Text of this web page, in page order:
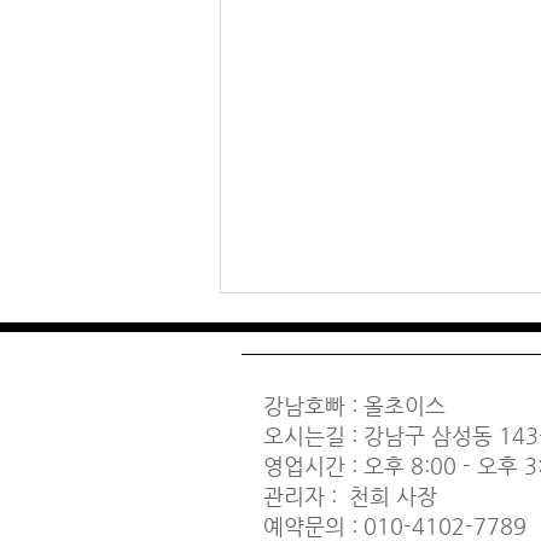
호스트바 (일명:호빠)
강남호빠 : 올초이스
오시는길 : 강남구 삼성동
영업시간 : 오후 8:00 - 오후
관리자 : 천희 사장
예약문의 : 010-4102-7789